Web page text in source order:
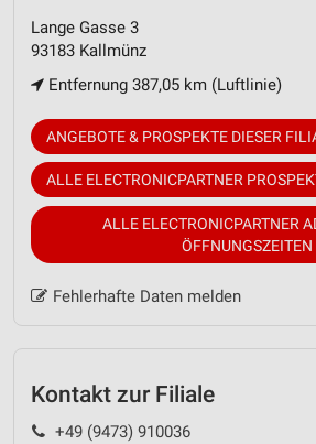
Lange Gasse 3
93183 Kallmünz
Entfernung 387,05 km (Luftlinie)
ANGEBOTE & PROSPEKTE DIESER
ALLE ELECTRONICPARTNER
ALLE ELECTRONICPARTNER
ÖFFNUNGSZEITEN
Fehlerhafte Daten melden
Kontakt zur Filiale
+49 (9473) 910036